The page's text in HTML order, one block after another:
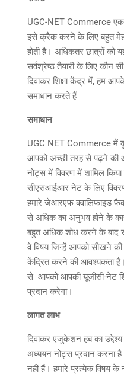
UGC-NET Commerce एक
इसे क्रैक करने के लिए बहुत
होती है। अधिकतर छात्रों को
सर्वश्रेष्ठ तैयारी के लिए कौन
दिवाकर शिक्षा केंद्र में, हम
समाधान करते हैं
समाधान
UGC NET Commerce में
आपको अच्छी तरह से पढ़ने की
नोट्स में विवरण में शामिल किया
सीएसआईआर नेट के लिए विवरण
हमारे जेआरएफ क्वालिफाइड
से अधिक का अनुभव होने के
बहुत अधिक शोध करने के बाद
वे विषय जिन्हें आपको सीखने
केंद्रित करने की आवश्यकता
से आपको आपकी यूजीसी-नेट
प्रदान करेगा।
लागत लाभ
दिवाकर एजुकेशन हब का उद्देश्य
अध्ययन नोट्स प्रदान करना
नहीं हैं। हमारे प्रत्येक विषय के